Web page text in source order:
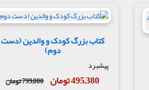
کتاب بزرگ کودک و والدین (دست
دوم)
پیشبرد
495,380 تومان 799,000 تومان